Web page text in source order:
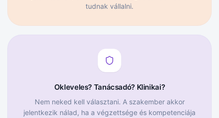
tudnak vállalni.
Okleveles? Tanácsadó? Klinikai?
Nem neked kell választani. A szakember akkor
jelentkezik nálad, ha a végzettsége és kompetenciája